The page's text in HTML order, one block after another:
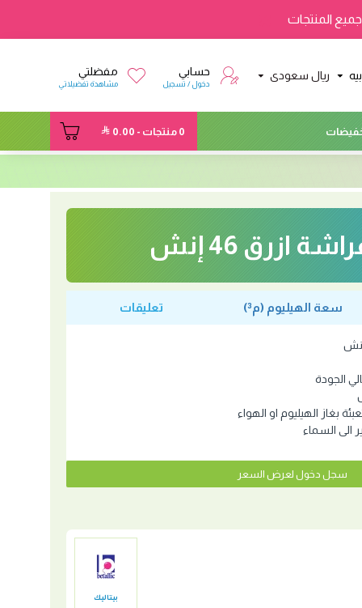
المنتجات
ريال سعودى حسابي
دخول / تسجيل
مفضلتي
مشاهدة تفضيلاتي
0 منتجات - 0.00
ازرق 46 إنش
سعة الهيليوم (م³) تعليقات
الجودة
بغاز الهيليوم او الهواء
الى السماء
بيتاليك
سجل دخول لعرض السعر